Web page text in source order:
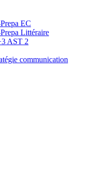
EC
Littéraire
AST 2
communication